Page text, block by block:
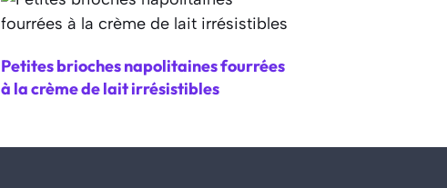
Petites brioches napolitaines fourrées
à la crème de lait irrésistibles